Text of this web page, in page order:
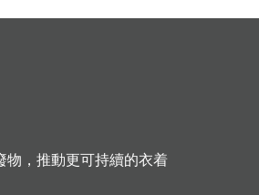
物，推動更可持續的衣着